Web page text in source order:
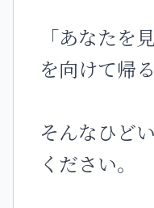
「あなたを
を向けて帰
そんなひど
ください。